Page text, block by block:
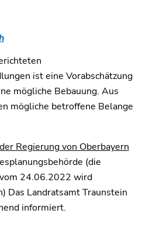
ist eine Vorabschätzung
mögliche Bebauung. Aus
mögliche betroffene Belange
Regierung von Oberbayern
(die
24.06.2022 wird
Das Landratsamt Traunstein
informiert.